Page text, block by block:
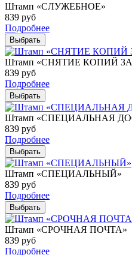
Штамп «СЛУЖЕБНОЕ»
839 руб
Подробнее
Выбрать
Штамп «СНЯТИЕ КОПИЙ
839 руб
Подробнее
Выбрать
Штамп «СПЕЦИАЛЬНАЯ
839 руб
Подробнее
Выбрать
Штамп «СПЕЦИАЛЬНЫЙ»
839 руб
Подробнее
Выбрать
Штамп «СРОЧНАЯ ПОЧТА»
839 руб
Подробнее